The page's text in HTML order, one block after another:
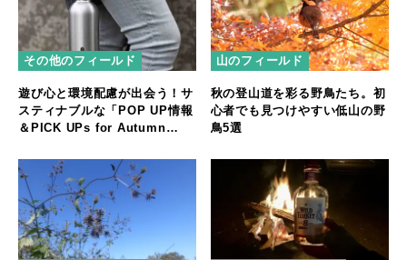
その他のフィールド
遊び心と環境配慮が出会う！サ
スティナブルな「POP UP情報
＆PICK UPs for Autumn
山のフィールド
秋の登山道を彩る野鳥たち。初
心者でも見つけやすい低山の野
鳥5選